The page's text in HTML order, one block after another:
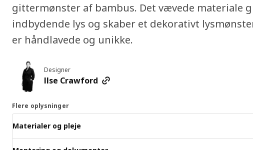
gittermønster af bambus. Det vævede materiale
indbydende lys og skaber et dekorativt
er håndlavede og unikke.
Designer
Ilse Crawford
Flere oplysninger
Materialer og pleje